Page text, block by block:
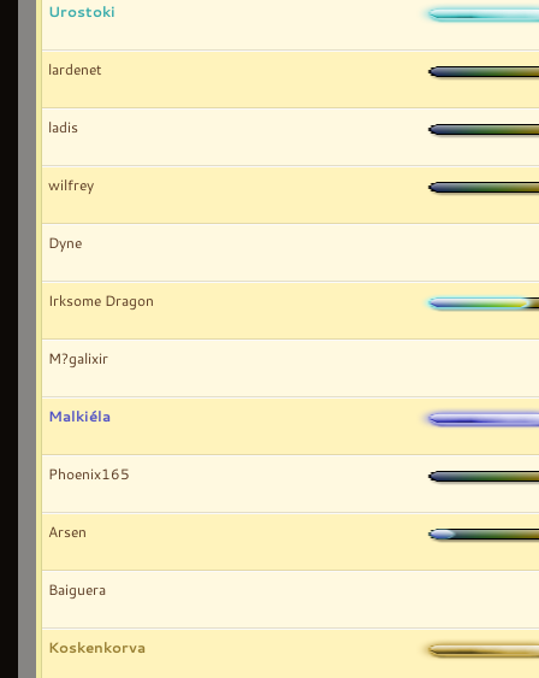
Urostoki
lardenet
ladis
wilfrey
Dyne
Irksome Dragon
M?galixir
Malkiéla
Phoenix165
Arsen
Baiguera
Koskenkorva